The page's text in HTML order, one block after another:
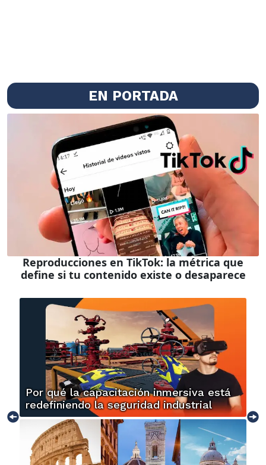
EN PORTADA
Reproducciones en TikTok: la métrica que
define si tu contenido existe o desaparece
Por qué la capacitación inmersiva está
redefiniendo la seguridad industrial